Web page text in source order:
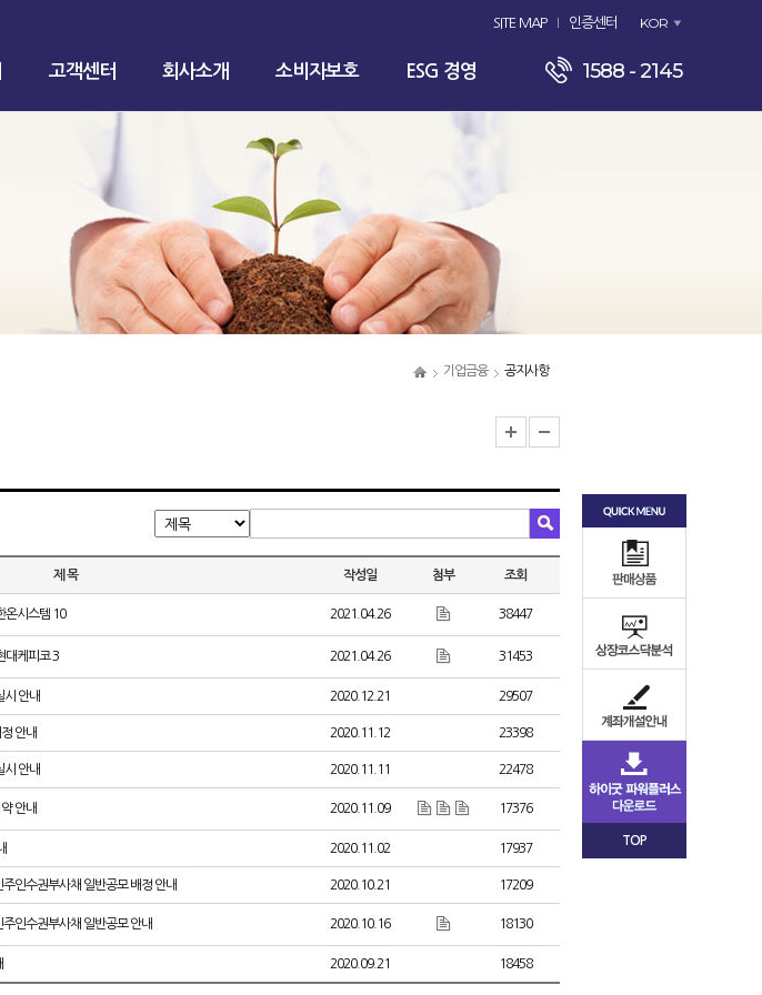
SITE MAP 인증센터 KOR
고객센터 회사소개 소비자보호 ESG 경영 1588 - 2145
기업금융 공지사항
제 목 작성일 첨부 조회
온시스템 10 2021.04.26 38447
대케피코 3 2021.04.26 31453
시 안내 2020.12.21 29507
안내 2020.11.12 23398
시 안내 2020.11.11 22478
안내 2020.11.09 17376
2020.11.02 17937
인수권부사채 일반공모 배정 안내 2020.10.21 17209
인수권부사채 일반공모 안내 2020.10.16 18130
2020.09.21 18458
TOP